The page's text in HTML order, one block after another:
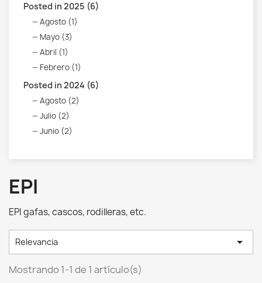
Posted in 2025 (6)
Agosto (1)
Mayo (3)
Abril (1)
Febrero (1)
Posted in 2024 (6)
Agosto (2)
Julio (2)
Junio (2)
EPI
EPI gafas, cascos, rodilleras, etc.
Relevancia 
Mostrando 1-1 de 1 artículo(s)